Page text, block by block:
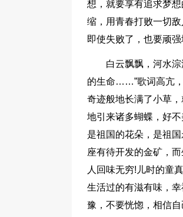
想，就要享有追求梦
缩，用青春打败一切
即使失败了，也要顽强
白云飘飘，河水
的生命……”歌词高亢
奇迹般地长满了小草
地引来诸多蝴蝶，好
是祖国的花朵，是祖
座有待开发的金矿，
人回味无穷!儿时的童
生活过的有滋有味，
豫，不要恍惚，相信